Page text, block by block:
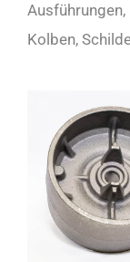
Kolben,